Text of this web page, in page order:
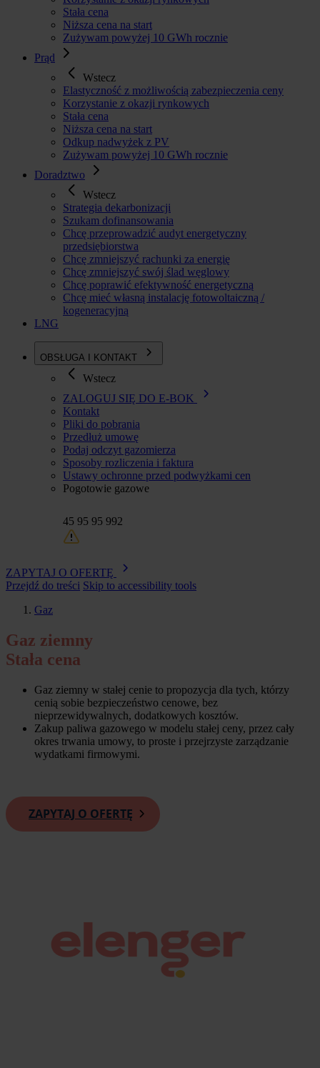
Stała cena
Niższa cena na start
Zużywam powyżej 10 GWh rocznie
Prąd
Wstecz
Elastyczność z możliwością zabezpieczenia ceny
Korzystanie z okazji rynkowych
Stała cena
Niższa cena na start
Odkup nadwyżek z PV
Zużywam powyżej 10 GWh rocznie
Doradztwo
Wstecz
Strategia dekarbonizacji
Szukam dofinansowania
Chcę przeprowadzić audyt energetyczny
przedsiębiorstwa
Chcę zmniejszyć rachunki za energię
Chcę zmniejszyć swój ślad węglowy
Chcę poprawić efektywność energetyczną
Chcę mieć własną instalację fotowoltaiczną /
kogeneracyjną
LNG
OBSŁUGA I KONTAKT
Wstecz
ZALOGUJ SIĘ DO E-BOK
Kontakt
Pliki do pobrania
Przedłuż umowę
Podaj odczyt gazomierza
Sposoby rozliczenia i faktura
Ustawy ochronne przed podwyżkami cen
Pogotowie gazowe
45 95 95 992
ZAPYTAJ O OFERTĘ
Przejdź do treści Skip to accessibility tools
nawigacyjna
Gaz
Gaz ziemny
Stała cena
Gaz ziemny w stałej cenie to propozycja dla tych, którzy
cenią sobie bezpieczeństwo cenowe, bez
nieprzewidywalnych, dodatkowych kosztów.
Zakup paliwa gazowego w modelu stałej ceny, przez cały
okres trwania umowy, to proste i przejrzyste zarządzanie
wydatkami firmowymi.
ZAPYTAJ O OFERTĘ